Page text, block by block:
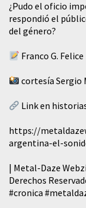
¿Pudo el oficio
respondió el
del género?
Franco G. Felice
cortesía Sergio
Link en
https://
argentina-el-
| Metal-Daze
Derechos
#cronica